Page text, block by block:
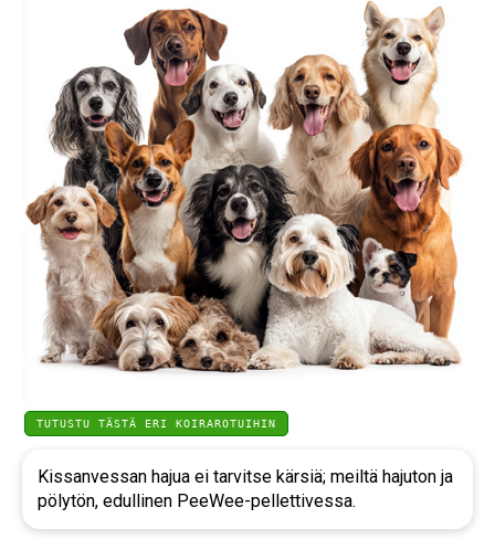
TUTUSTU TÄSTÄ ERI KOIRAROTUIHIN
Kissanvessan hajua ei tarvitse kärsiä; meiltä hajuton ja
pölytön, edullinen PeeWee-pellettivessa.